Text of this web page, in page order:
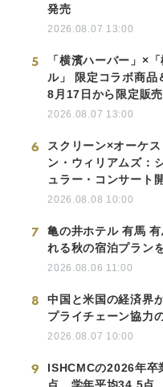
発売
2026.08.07 13:00
5
「横濱ハーバー」×
ル」 限定コラボ商
8月17日から限定販
2026.08.07 13:00
6
スクリーン×オーケ
ン・ウィリアムズ：
ュラー・コンサート
2026.08.08 10:00
7
亀の井ホテル 有馬
れる秋の宿泊プラン
2026.08.06 11:00
8
中国と米国の経済界
プライチェーン協力
2026.08.07 10:00
9
ISHCMCの2026年卒